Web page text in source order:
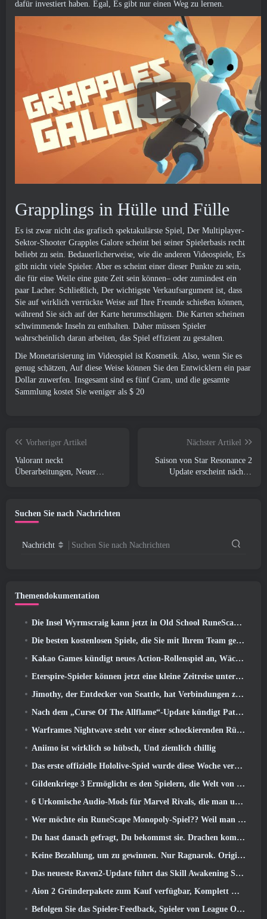
dafür investiert haben. Egal, Es gibt nur einen Weg zu lernen.
Grapplings in Hülle und Fülle
Es ist zwar nicht das grafisch spektakulärste Spiel, Der Multiplayer-
Sektor-Shooter Grapples Galore scheint bei seiner Spielerbasis recht
beliebt zu sein. Bedauerlicherweise, wie die anderen Videospiele, Es
gibt nicht viele Spieler. Aber es scheint einer dieser Punkte zu sein,
die für eine Weile eine gute Zeit sein können– oder zumindest ein
paar Lacher. Schließlich, Der wichtigste Verkaufsargument ist, dass
Sie auf wirklich verrückte Weise auf Ihre Freunde schießen können,
während Sie sich auf der Karte herumschlagen. Die Karten scheinen
schwimmende Inseln zu enthalten. Daher müssen Spieler
wahrscheinlich daran arbeiten, das Spiel effizient zu gestalten.
Die Monetarisierung im Videospiel ist Kosmetik. Also, wenn Sie es
genug schätzen, Auf diese Weise können Sie den Entwicklern ein paar
Dollar zuwerfen. Insgesamt sind es fünf Cram, und die gesamte
Sammlung kostet Sie weniger als $ 20
Vorheriger Artikel
Valorant neckt
Überarbeitungen, Neuer
Nächster Artikel
Saison von Star Resonance 2
Update erscheint nächste
Suchen Sie nach Nachrichten
Nachricht Suchen Sie nach Nachrichten
Themendokumentation
Die Insel Wyrmscraig kann jetzt in Old School RuneScape erkundet werden
Die besten kostenlosen Spiele, die Sie mit Ihrem Team genießen können (2026)
Kakao Games kündigt neues Action-Rollenspiel an, Wächterin
Eterspire-Spieler können jetzt eine kleine Zeitreise unternehmen … als Belohnung
Jimothy, der Entdecker von Seattle, hat Verbindungen zu ArenaNet, Also fügen sie es natürlich zu Guild Wars hinzu 2
Nach dem „Curse Of The Allflame“-Update kündigt Path of Exile mehrere Änderungen an, die auf Feedback basieren
Warframes Nightwave steht vor einer schockierenden Rückkehr
Aniimo ist wirklich so hübsch, Und ziemlich chillig
Das erste offizielle Hololive-Spiel wurde diese Woche veröffentlicht
Gildenkriege 3 Ermöglicht es den Spielern, die Welt von Tyria zu erleben, bevor die Drachenältesten erwachten
6 Urkomische Audio-Mods für Marvel Rivals, die man unbedingt ausprobieren muss
Wer möchte ein RuneScape Monopoly-Spiel?? Weil man unterwegs ist
Du hast danach gefragt, Du bekommst sie. Drachen kommen online nach Albion
Keine Bezahlung, um zu gewinnen. Nur Ragnarok. Origin Classic erscheint im Juli 23
Das neueste Raven2-Update führt das Skill Awakening System ein, Geben Sie den Spielern mehr Möglichkeiten, ihre Fähigkeiten zu verbessern
Aion 2 Gründerpakete zum Kauf verfügbar, Komplett mit fünf Tagen Early Access
Befolgen Sie das Spieler-Feedback, Spieler von League Of Legends Classic müssen nicht für klassische Skins bezahlen